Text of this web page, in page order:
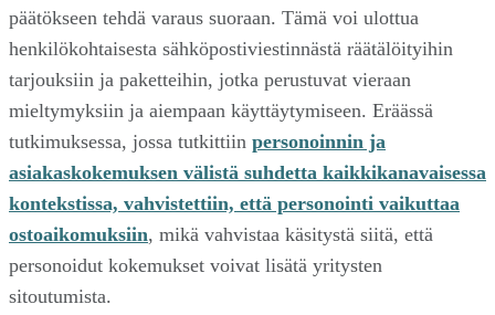
päätökseen tehdä varaus suoraan. Tämä voi ulottua
henkilökohtaisesta sähköpostiviestinnästä räätälöityihin
tarjouksiin ja paketteihin, jotka perustuvat vieraan
mieltymyksiin ja aiempaan käyttäytymiseen. Eräässä
tutkimuksessa, jossa tutkittiin personoinnin ja
asiakaskokemuksen välistä suhdetta kaikkikanavaisessa
kontekstissa, vahvistettiin, että personointi vaikuttaa
ostoaikomuksiin, mikä vahvistaa käsitystä siitä, että
personoidut kokemukset voivat lisätä yritysten
sitoutumista.